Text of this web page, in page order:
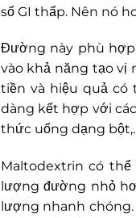
số GI thấp. Nên nó
Đường này phù
vào khả năng tạo vị
tiền và hiệu quả có
dàng kết hợp với
thức uống dạng
Maltodextrin có
lượng đường nhỏ
lượng nhanh